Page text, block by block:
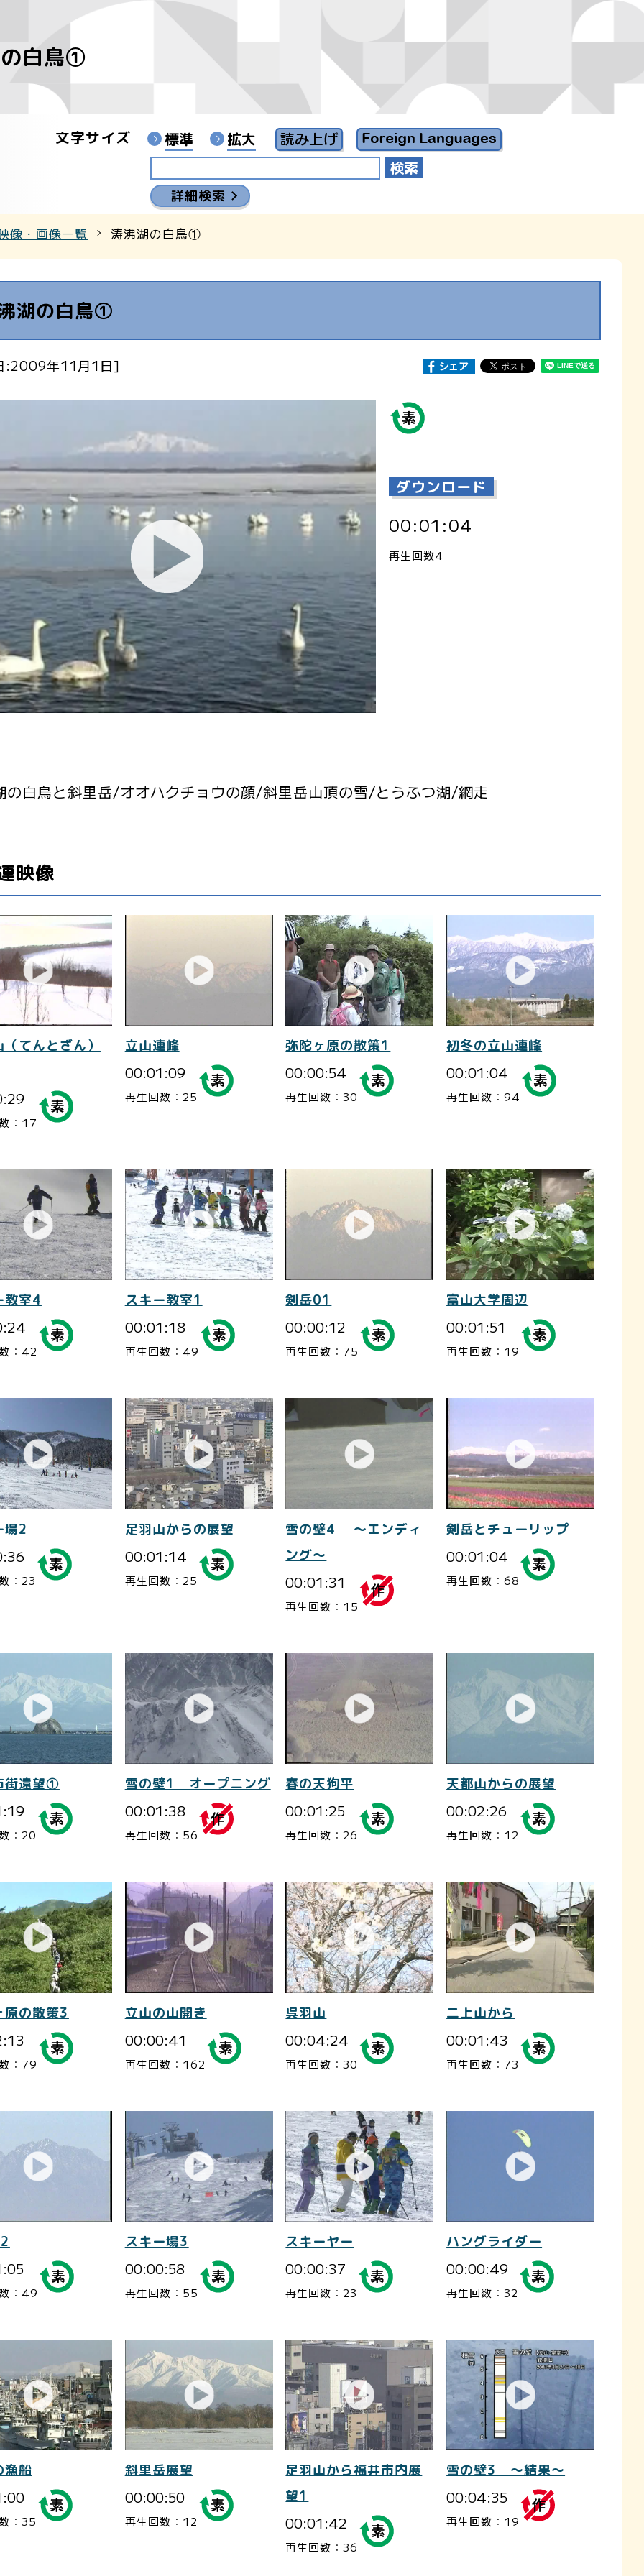
ンターYouTubeチャンネル
白鳥①
文字サイズ 標準 拡大
詳細検索
像・画像一覧 涛沸湖の白鳥①
湖の白鳥①
:2009年11月1日]
ダウンロード
00:01:04
再生回数4
の白鳥と斜里岳/オオハクチョウの顔/斜里岳山頂の雪/とうふつ湖/網走
映像
てんとざん）
：17
立山連峰
00:01:09
再生回数：25
弥陀ヶ原の散策1
00:00:54
再生回数：30
初冬の立山連峰
00:01:04
再生回数：94
教室4
：42
スキー教室1
00:01:18
再生回数：49
剣岳01
00:00:12
再生回数：75
富山大学周辺
00:01:51
再生回数：19
場2
：23
足羽山からの展望
00:01:14
再生回数：25
雪の壁4 ～エンディ
ング～
00:01:31
再生回数：15
剣岳とチューリップ
00:01:04
再生回数：68
街遠望①
：20
雪の壁1 オープニング
00:01:38
再生回数：56
春の天狗平
00:01:25
再生回数：26
天都山からの展望
00:02:26
再生回数：12
原の散策3
：79
立山の山開き
00:00:41
再生回数：162
呉羽山
00:04:24
再生回数：30
二上山から
00:01:43
再生回数：73
：49
スキー場3
00:00:58
再生回数：55
スキーヤー
00:00:37
再生回数：23
ハングライダー
00:00:49
再生回数：32
漁船
：35
斜里岳展望
00:00:50
再生回数：12
足羽山から福井市内展
望1
00:01:42
再生回数：36
雪の壁3 ～結果～
00:04:35
再生回数：19